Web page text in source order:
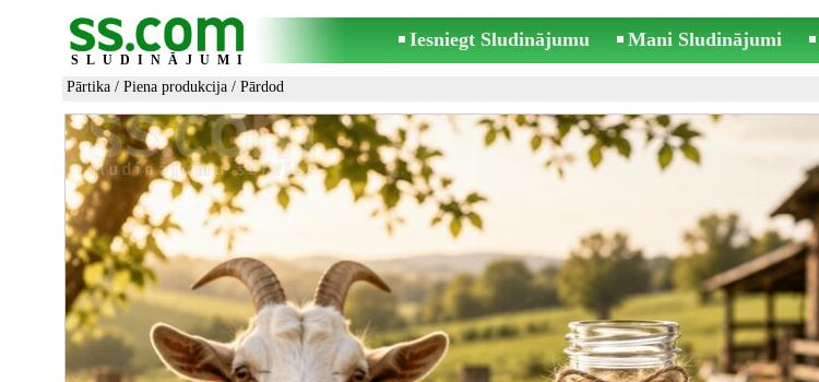
SLUDINĀJUMI
Iesniegt Sludinājumu Mani Sludinājumi
Pārtika / Piena produkcija / Pārdod